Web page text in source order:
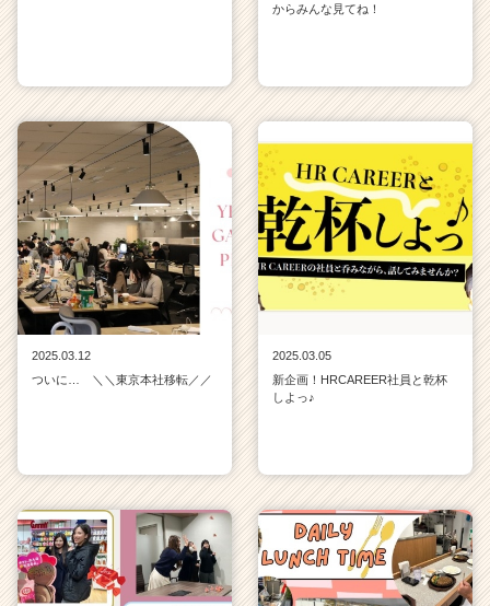
からみんな見てね！
2025.03.12
ついに… ＼＼東京本社移転／／
2025.03.05
新企画！HRCAREER社員と乾杯
しよっ♪